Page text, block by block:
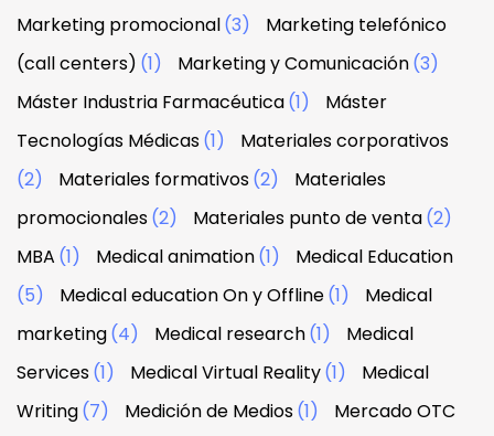
Marketing promocional(3)
Marketing telefónico
(call centers) (1) Marketing y Comunicación(3)
Máster Industria Farmacéutica(1)
Máster
Tecnologías Médicas(1)
Materiales corporativos
(2)
Materiales formativos(2)
Materiales
promocionales(2) Materiales punto de venta(2)
MBA (1) Medical animation(1)
Medical Education
(5)
Medical education On y Offline(1)
Medical
marketing(4) Medical research(1)
Medical
Services(1) Medical Virtual Reality(1)
Medical
Writing(7) Medición de Medios(1)
Mercado OTC